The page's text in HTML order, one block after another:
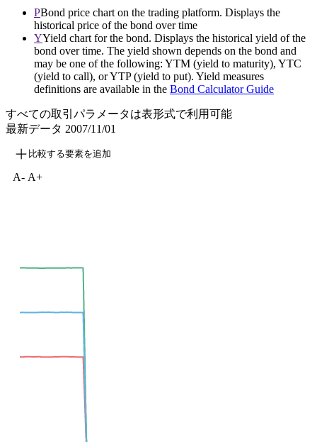
PBond price chart on the trading platform. Displays the
historical price of the bond over time
YYield chart for the bond. Displays the historical yield of the
bond over time. The yield shown depends on the bond and
may be one of the following: YTM (yield to maturity), YTC
(yield to call), or YTP (yield to put). Yield measures
definitions are available in the Bond Calculator Guide
すべての取引パラメータは表形式で利用可能
最新データ 2007/11/01
比較する要素を追加